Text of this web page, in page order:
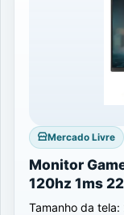
Mercado Livre
Monitor
120hz 1ms
Tamanho da tela: